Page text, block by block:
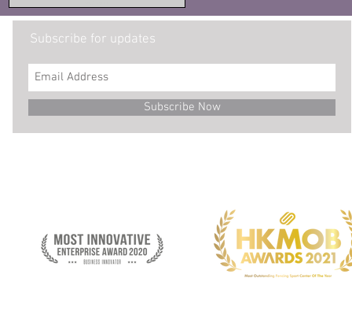
Subscribe for updates
Subscribe Now